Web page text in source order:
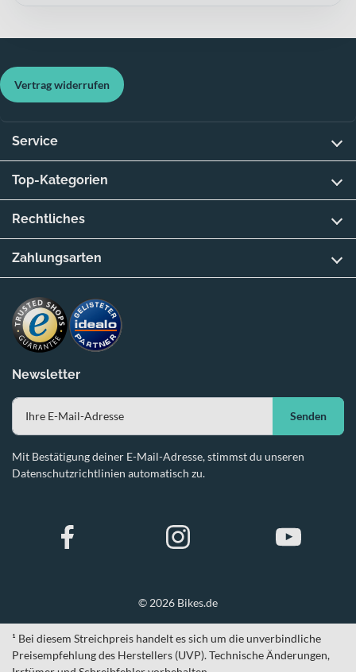
Newsletter
Senden
Mit Bestätigung deiner E-Mail-Adresse, stimmst du unseren
Datenschutzrichtlinien automatisch zu.
Vertrag widerrufen
Service
Top-Kategorien
Rechtliches
Zahlungsarten
© 2026 Bikes.de
¹ Bei diesem Streichpreis handelt es sich um die unverbindliche
Preisempfehlung des Herstellers (UVP). Technische Änderungen,